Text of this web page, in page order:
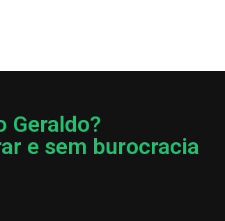
Geraldo?
e sem burocracia